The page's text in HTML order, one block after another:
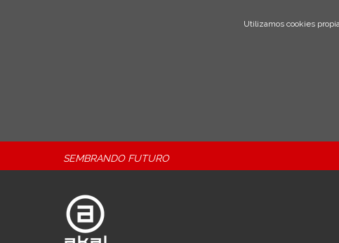
Utilizamos cookies
SEMBRANDO FUTURO